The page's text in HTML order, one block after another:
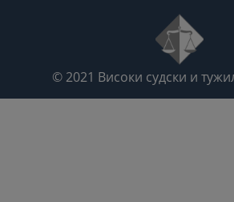
© 2021 Високи судски и